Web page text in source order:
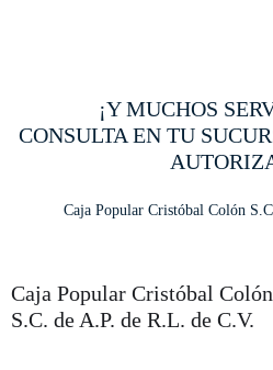
¡Y MUCHOS
CONSULTA EN TU
Caja Popular Cristóbal Colón
Caja Popular Cristóbal Colón
S.C. de A.P. de R.L. de C.V.